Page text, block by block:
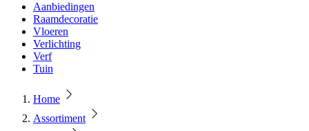
Aanbiedingen
Raamdecoratie
Vloeren
Verlichting
Verf
Tuin
Home
Assortiment